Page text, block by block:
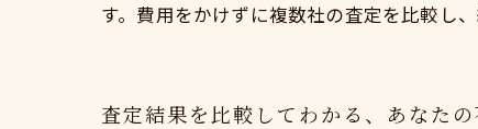
す。費用をかけずに複数社の査定を比較し
査定結果を比較してわかる、あなた